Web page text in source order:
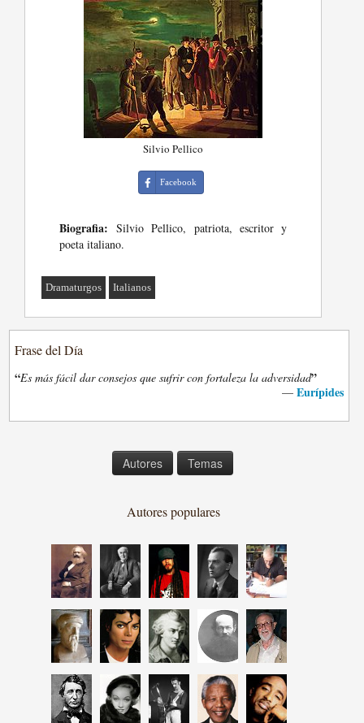
Silvio Pellico
Facebook
Biografia: Silvio Pellico, patriota, escritor y
poeta italiano.
Dramaturgos Italianos
Frase del Día
“Es más fácil dar consejos que sufrir con fortaleza la adversidad”
— Eurípides
Autores Temas
Autores populares